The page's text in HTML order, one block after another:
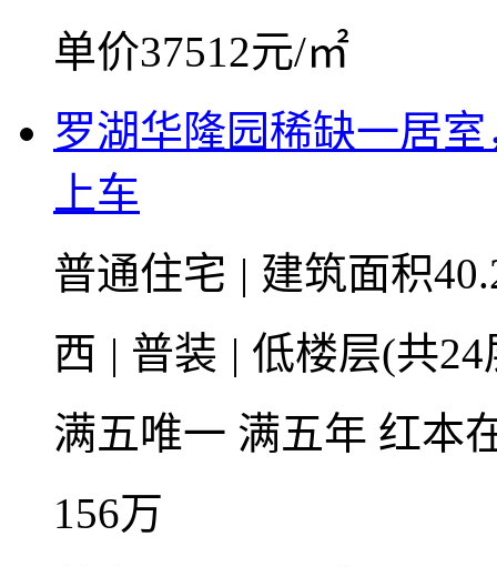
单价37512元/㎡
罗湖华隆园稀缺一居
上车
普通住宅 | 建筑面积
西 | 普装 | 低楼层(共
满五唯一 满五年 红本
156万